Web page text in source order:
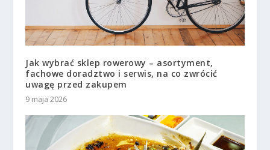
Jak wybrać sklep rowerowy – asortyment,
fachowe doradztwo i serwis, na co zwrócić
uwagę przed zakupem
9 maja 2026